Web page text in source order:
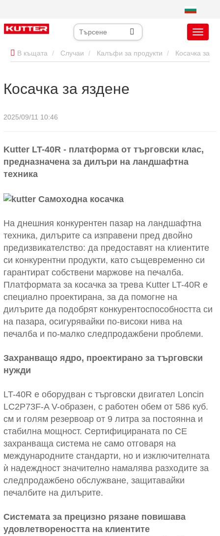
В къщата Случаи Калъфи за продукти
Косачка за яздене
2025/09/11 10:46
Kutter LT-40R - платформа от търговски клас,
предназначена за дилъри на ландшафтна
техника
На днешния конкурентен пазар на ландшафтна
техника, дилърите са изправени пред двойно
предизвикателство: да предоставят на клиентите
си конкурентни продукти, като същевременно си
гарантират собствени маржове на печалба.
Платформата за косачка за трева Kutter LT-40R е
специално проектирана, за да помогне на
дилърите да подобрят конкурентоспособността си
на пазара, осигурявайки по-високи нива на
печалба и по-малко следпродажбени проблеми.
Захранващо ядро, проектирано за търговски
нужди
LT-40R е оборудван с търговски двигател Loncin
LC2P73F-A V-образен, с работен обем от 586 куб.
см и голям резервоар от 9 литра за постоянна и
стабилна мощност. Сертифицираната по CE
захранваща система не само отговаря на
международните стандарти, но и изключителната
ѝ надеждност значително намалява разходите за
следпродажбено обслужване, защитавайки
печалбите на дилърите.
Системата за прецизно рязане повишава
удовлетвореността на клиентите